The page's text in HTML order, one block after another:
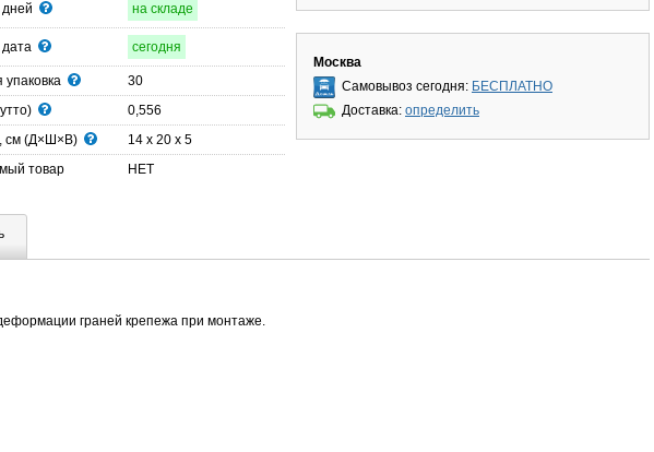
Москва
Самовывоз сегодня: БЕСПЛАТНО
Доставка: определить
дней на складе
дата сегодня
упаковка
30
0,556
см (Д×Ш×В)
14 x 20 x 5
товар
НЕТ
граней крепежа при монтаже.